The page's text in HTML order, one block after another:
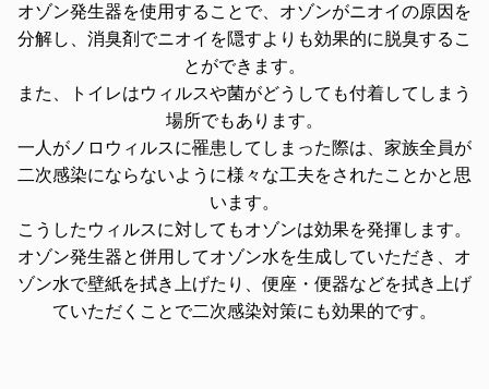
オゾン発生器を使用することで、オゾンがニオイの原因を
分解し、消臭剤でニオイを隠すよりも効果的に脱臭するこ
とができます。
また、トイレはウィルスや菌がどうしても付着してしまう
場所でもあります。
一人がノロウィルスに罹患してしまった際は、家族全員が
二次感染にならないように様々な工夫をされたことかと思
います。
こうしたウィルスに対してもオゾンは効果を発揮します。
オゾン発生器と併用してオゾン水を生成していただき、オ
ゾン水で壁紙を拭き上げたり、便座・便器などを拭き上げ
ていただくことで二次感染対策にも効果的です。